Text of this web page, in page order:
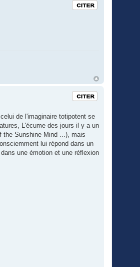
Citation
Citation
de l'imaginaire totipotent se
L'écume des jours il y a un
the Sunshine Mind ...), mais
lui répond dans un
une émotion et une réflexion